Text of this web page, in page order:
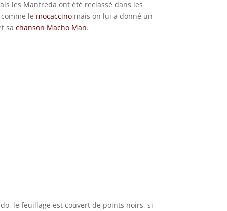
les Manfreda ont été reclassé dans les
le mocaccino mais on lui a donné un
sachanson Macho Man.
le feuillage est couvert de points noirs, si